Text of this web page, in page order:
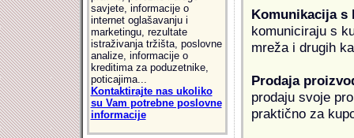
savjete, informacije o
internet oglašavanju i
marketingu, rezultate
istraživanja tržišta, poslovne
analize, informacije o
kreditima za poduzetnike,
poticajima...
Kontaktirajte nas ukoliko
su Vam potrebne poslovne
informacije
Komunikacija s
komuniciraju s
mreža i drugih
Prodaja
prodaju svoje
praktično za